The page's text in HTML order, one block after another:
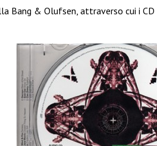
Bang & Olufsen, attraverso cui i